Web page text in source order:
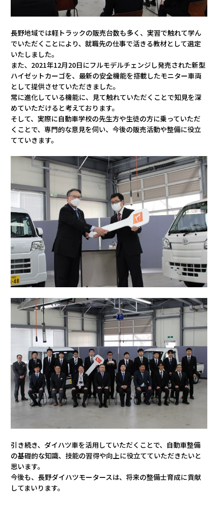
お問
長野地域では軽トラックの販売台数も多く、実習で触れて学ん
でいただくことにより、就職先の仕事で活きる教材として選定
いたしました。
また、2021年12月20日にフルモデルチェンジし発売された新型
ハイゼットカーゴを、最新の安全機能を搭載したモニター車両
として提供させていただきました。
常に進化している機能に、見て触れていただくことで知見を深
めていただけると考えております。
そして、実際に自動車学校の先生方や生徒の方に乗っていただ
くことで、専門的な意見を伺い、今後の販売活動や整備に役立
てていきます。
引き続き、ダイハツ車を活用していただくことで、自動車整備
の基礎的な知識、技能の習得や向上に役立てていただきたいと
思います。
今後も、長野ダイハツモータースは、将来の整備士育成に貢献
してまいります。